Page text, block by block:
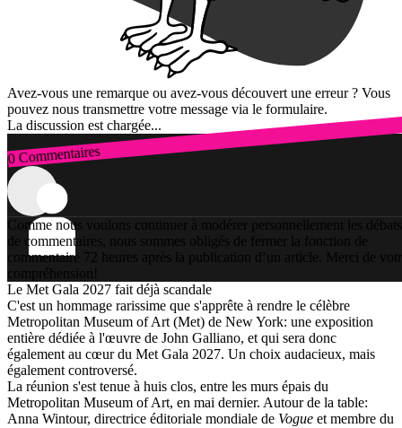
Avez-vous une remarque ou avez-vous découvert une erreur ? Vous
pouvez nous transmettre votre message via le formulaire.
La discussion est chargée...
0 Commentaires
Connexion
Comme nous voulons continuer à modérer personnellement les débats
de commentaires, nous sommes obligés de fermer la fonction de
commentaire 72 heures après la publication d’un article. Merci de
compréhension!
Le Met Gala 2027 fait déjà scandale
C'est un hommage rarissime que s'apprête à rendre le célèbre
Metropolitan Museum of Art (Met) de New York: une exposition
entière dédiée à l'œuvre de John Galliano, et qui sera donc
également au cœur du Met Gala 2027. Un choix audacieux, mais
également controversé.
La réunion s'est tenue à huis clos, entre les murs épais du
Metropolitan Museum of Art, en mai dernier. Autour de la table:
Anna Wintour, directrice éditoriale mondiale de Vogue et membre du